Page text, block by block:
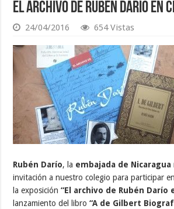
El archivo de Rubén Darío en
24/04/2016 654 Vistas
Rubén Darío, la embajada de Nicaragua
invitación a nuestro colegio para participar
la exposición“El archivo de Rubén Darío
lanzamiento del libro “A de Gilbert